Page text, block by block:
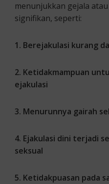
menunjukkan gejala
signifikan, seperti:
1. Berejakulasi kurang
2. Ketidakmampuan
ejakulasi
3. Menurunnya gairah
4. Ejakulasi dini terjadi
seksual
5. Ketidakpuasan pada